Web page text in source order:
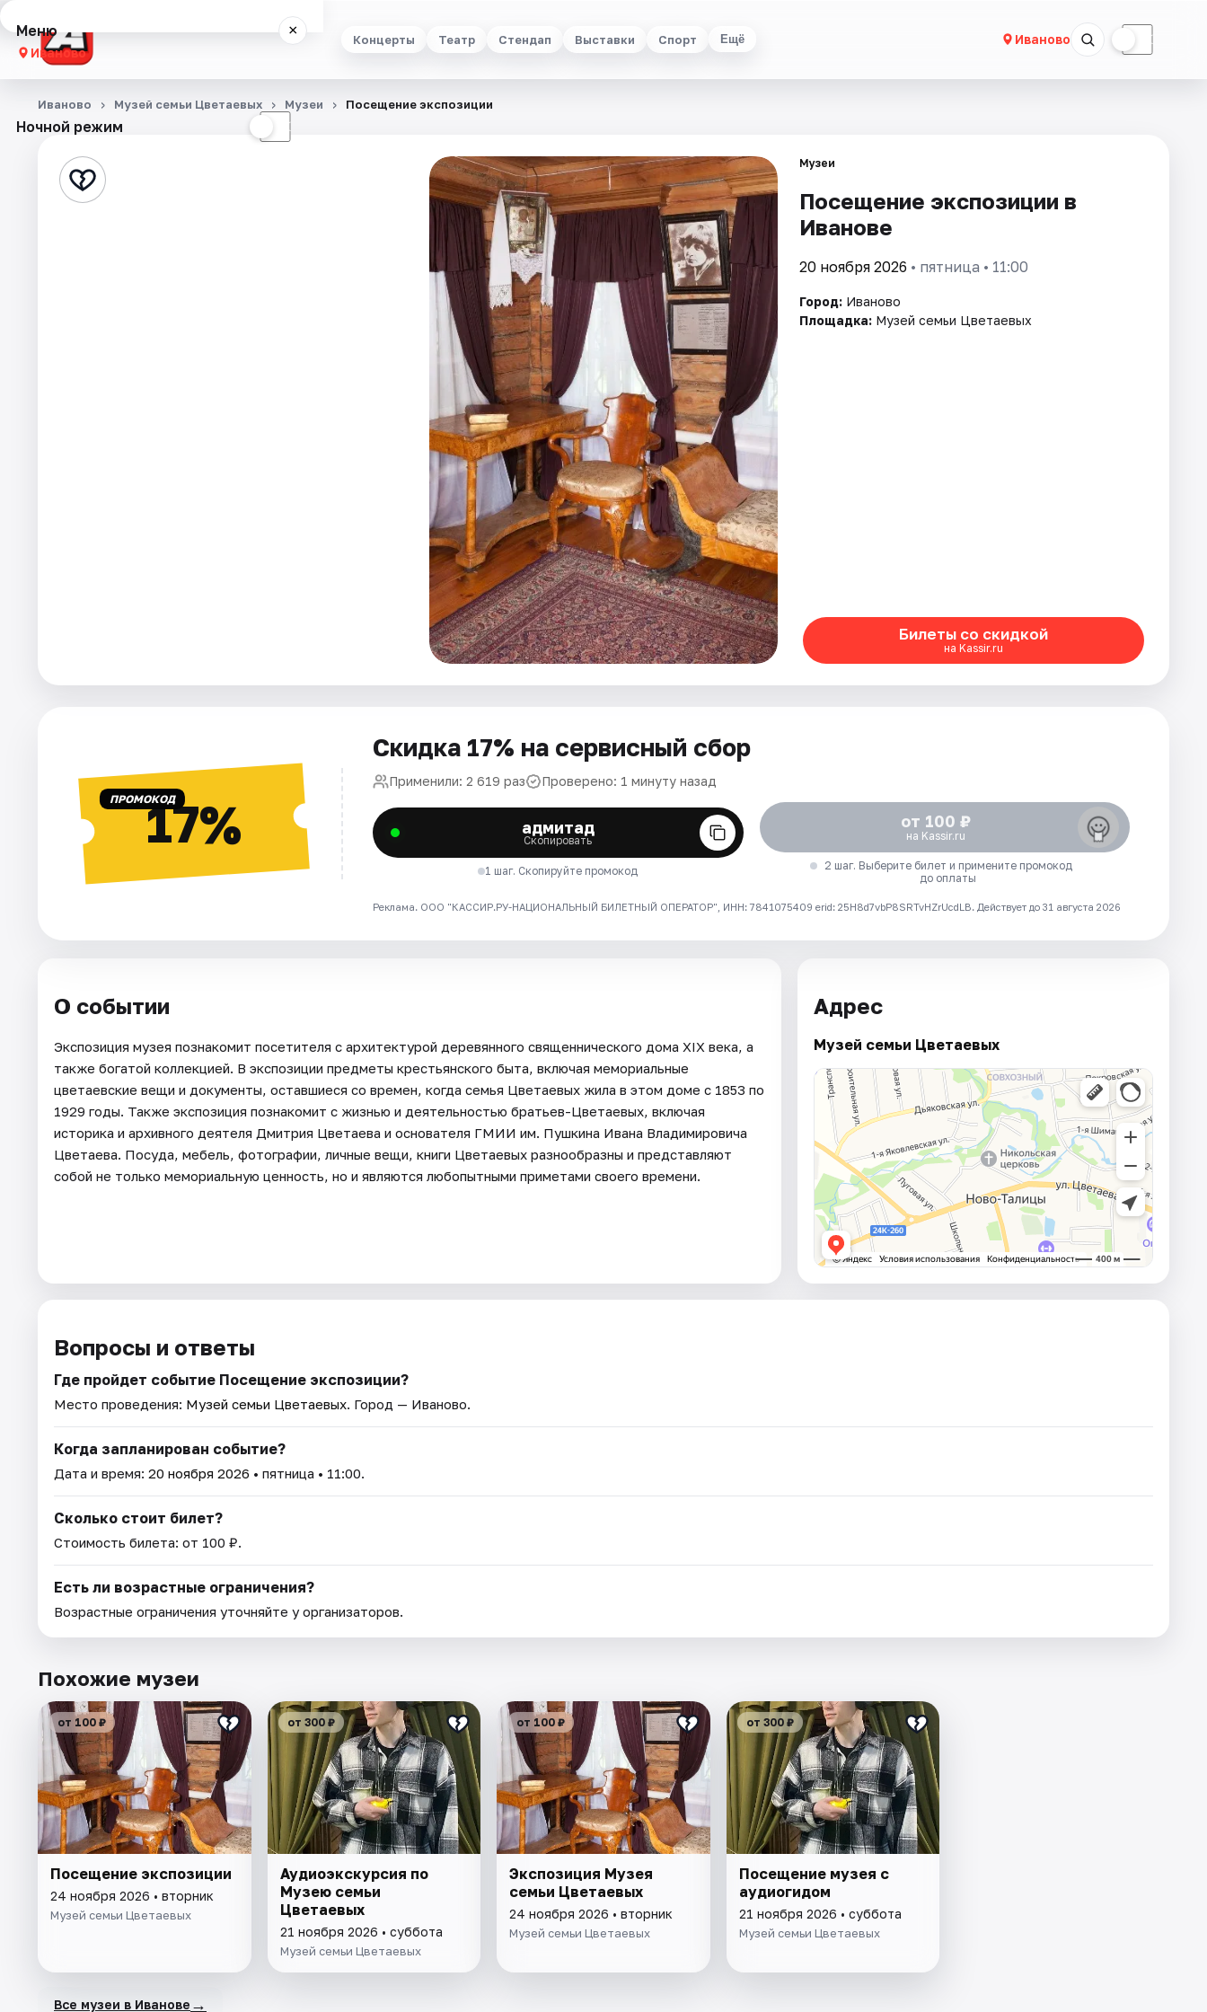
Концерты Театр Стендап Выставки Спорт Ещё Иваново ☾
Меню ×
Иваново
Концерты
Стендап
Ночной режим ☾
Иваново Музей семьи Цветаевых Музеи Посещение экспозиции
Музеи
Посещение экспозиции в
Иванове
20 ноября 2026 • пятница • 11:00
Город: Иваново
Площадка: Музей семьи Цветаевых
Билеты со скидкой
на Kassir.ru
ПРОМОКОД17%
Скидка 17% на сервисный сбор
Применили: 2 619 раз Проверено: 1 минуту назад
адмитад
Скопировать
1 шаг. Скопируйте промокод
от 100 ₽
на Kassir.ru
2 шаг. Выберите билет и примените промокод
до оплаты
Реклама. ООО "КАССИР.РУ-НАЦИОНАЛЬНЫЙ БИЛЕТНЫЙ ОПЕРАТОР", ИНН: 7841075409 erid: 25H8d7vbP8SRTvHZrUcdLB. Действует до 31 августа 2026
О событии
Экспозиция музея познакомит посетителя с архитектурой деревянного священнического дома XIX века, а
также богатой коллекцией. В экспозиции предметы крестьянского быта, включая мемориальные
цветаевские вещи и документы, оставшиеся со времен, когда семья Цветаевых жила в этом доме с 1853 по
1929 годы. Также экспозиция познакомит с жизнью и деятельностью братьев-Цветаевых, включая
историка и архивного деятеля Дмитрия Цветаева и основателя ГМИИ им. Пушкина Ивана Владимировича
Цветаева. Посуда, мебель, фотографии, личные вещи, книги Цветаевых разнообразны и представляют
собой не только мемориальную ценность, но и являются любопытными приметами своего времени.
Адрес
Музей семьи Цветаевых
Вопросы и ответы
Где пройдет событие Посещение экспозиции?
Место проведения: Музей семьи Цветаевых. Город — Иваново.
Когда запланирован событие?
Дата и время: 20 ноября 2026 • пятница • 11:00.
Сколько стоит билет?
Стоимость билета: от 100 ₽.
Есть ли возрастные ограничения?
Возрастные ограничения уточняйте у организаторов.
Похожие музеи
от 100 ₽
Посещение экспозиции
24 ноября 2026 • вторник
Музей семьи Цветаевых
от 300 ₽
Аудиоэкскурсия по
Музею семьи
Цветаевых
21 ноября 2026 • суббота
Музей семьи Цветаевых
от 100 ₽
Экспозиция Музея
семьи Цветаевых
24 ноября 2026 • вторник
Музей семьи Цветаевых
от 300 ₽
Посещение музея с
аудиогидом
21 ноября 2026 • суббота
Музей семьи Цветаевых
Все музеи в Иванове →